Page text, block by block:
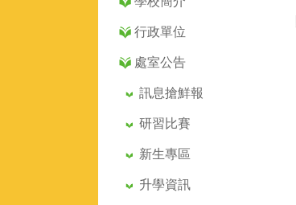
行政單位
處室公告
訊息搶鮮報
研習比賽
新生專區
升學資訊